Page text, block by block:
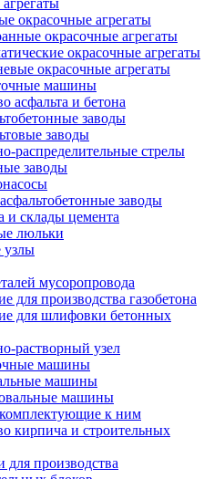
окрасочные агрегаты
окрасочные агрегаты
окрасочные агрегаты
окрасочные агрегаты
машины
асфальта и бетона
заводы
заводы
распределительные стрелы
заводы
заводы
и склады цемента
люльки
узлы
мусоропровода
для производства газобетона
для шлифовки бетонных
растворный узел
машины
машины
машины
к ним
кирпича и строительных
для производства